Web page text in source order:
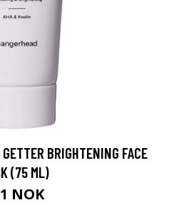
BRIGHTENING FACE
(75 ML)
NOK